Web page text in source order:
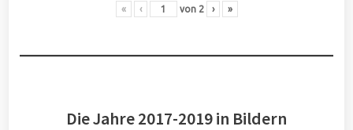
« ‹ von 2 › »
Die Jahre 2017-2019 in Bildern